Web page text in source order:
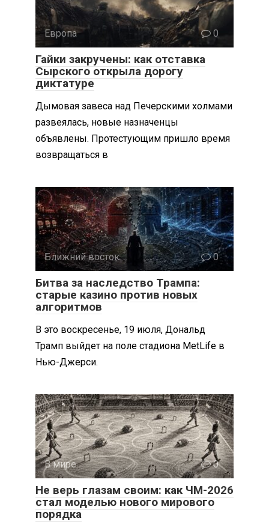
Европа 0
Гайки закручены: как отставка
Сырского открыла дорогу
диктатуре
Дымовая завеса над Печерскими холмами
развеялась, новые назначенцы
объявлены. Протестующим пришло время
возвращаться в
Ближний восток 0
Битва за наследство Трампа:
старые казино против новых
алгоритмов
В это воскресенье, 19 июля, Дональд
Трамп выйдет на поле стадиона MetLife в
Нью-Джерси.
В мире 0
Не верь глазам своим: как ЧМ-2026
стал моделью нового мирового
порядка